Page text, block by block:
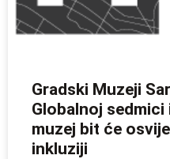
Gradski Muzeji
Globalnoj
muzej bit će
inkluziji